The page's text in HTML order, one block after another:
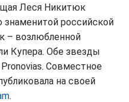
Леся Никитюк
знаменитой российской
– возлюбленной
Купера. Обе звезды
Совместное
на своей
.